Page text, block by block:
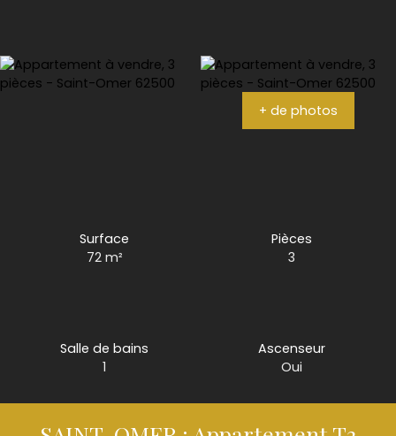
+ de photos
Surface
72 m²
Pièces
3
Salle de bains
1
Ascenseur
Oui